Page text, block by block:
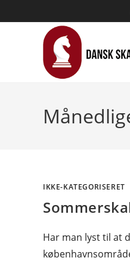
to
IKKE-KATEGORISERET
Har man lyst til at